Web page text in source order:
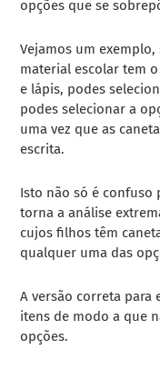
opções que se
Vejamos um
material escolar tem
e lápis, podes
podes selecionar a
uma vez que as
escrita.
Isto não só é
torna a análise
cujos filhos têm
qualquer uma das
A versão correta para
itens de modo a que
opções.